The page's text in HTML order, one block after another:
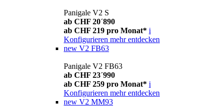
Panigale V2 S
ab CHF 20´890
ab CHF 219 pro Monat* i
Konfigurieren mehr entdecken
new V2 FB63
Panigale V2 FB63
ab CHF 23´990
ab CHF 259 pro Monat* i
Konfigurieren mehr entdecken
new V2 MM93